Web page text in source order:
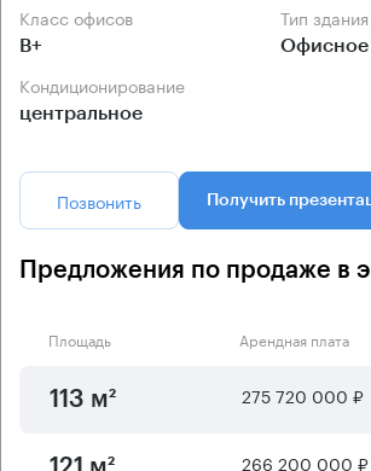
Класс офисов
B+
Тип здания
Офисное
Кондиционирование
центральное
Позвонить Получить
Предложения по продаже в
Площадь Арендная плата
113 м² 275 720 000 ₽
266 200 000 ₽